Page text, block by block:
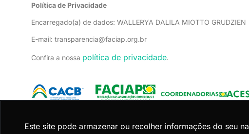
Este site pode armazenar ou recolher informações do seu
Política de Privacidade
Encarregado(a) de dados: WALLERYA DALILA MIOTTO GRUDZIEN
E-mail: transparencia@faciap.org.br
Confira a nossa política de privacidade.